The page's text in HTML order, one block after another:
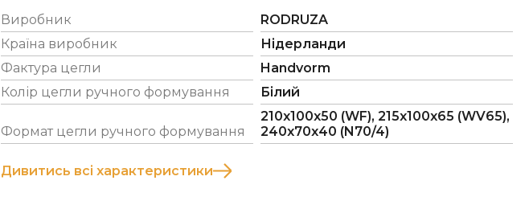
Виробник
RODRUZA
Країна виробник
Нідерланди
Фактура цегли
Handvorm
Колір цегли ручного формування
Білий
Формат цегли ручного формування
210х100х50 (WF), 215х100х65 (WV65),
240х70х40 (N70/4)
Дивитись всі характеристики